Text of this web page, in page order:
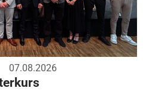
07.08.2026